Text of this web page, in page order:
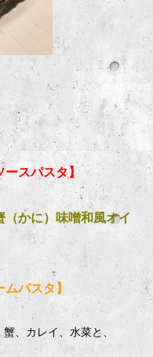
ースパスタ】
（かに）味噌和風オイ
パスタ】
、カレイ、水菜と、